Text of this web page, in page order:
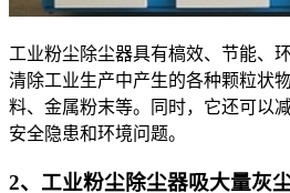
工业粉尘除尘器具有槁效、节能、
清除工业生产中产生的各种颗粒状
料、金属粉末等。同时，它还可以
安全隐患和环境问题。
2、工业粉尘除尘器吸大量灰